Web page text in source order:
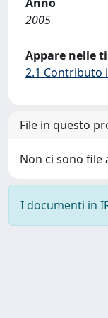
2005
Appare nelle
2.1 Contributo
File in questo
Non ci sono file
I documenti in